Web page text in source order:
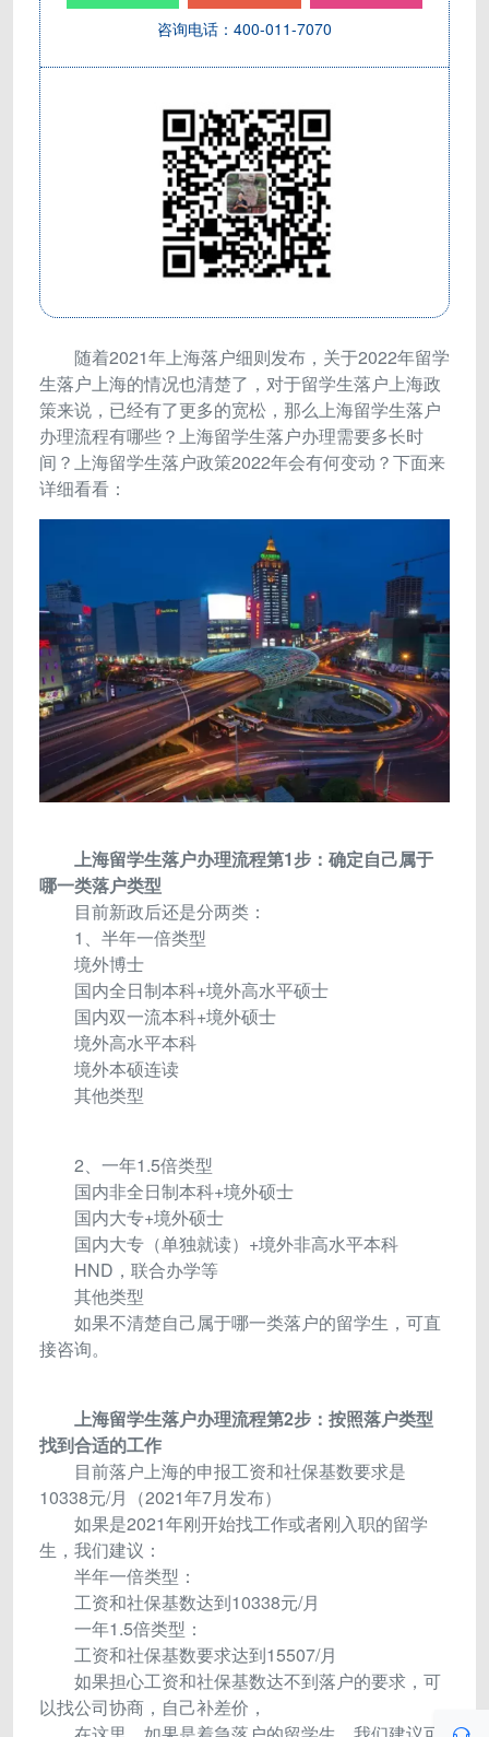
咨询电话：400-011-7070
随着2021年上海落户细则发布，关于2022年留学
生落户上海的情况也清楚了，对于留学生落户上海政
策来说，已经有了更多的宽松，那么上海留学生落户
办理流程有哪些？上海留学生落户办理需要多长时
间？上海留学生落户政策2022年会有何变动？下面来
详细看看：
上海留学生落户办理流程第1步：确定自己属于
哪一类落户类型
目前新政后还是分两类：
1、半年一倍类型
境外博士
国内全日制本科+境外高水平硕士
国内双一流本科+境外硕士
境外高水平本科
境外本硕连读
其他类型
2、一年1.5倍类型
国内非全日制本科+境外硕士
国内大专+境外硕士
国内大专（单独就读）+境外非高水平本科
HND，联合办学等
其他类型
如果不清楚自己属于哪一类落户的留学生，可直
接咨询。
上海留学生落户办理流程第2步：按照落户类型
找到合适的工作
目前落户上海的申报工资和社保基数要求是
10338元/月（2021年7月发布）
如果是2021年刚开始找工作或者刚入职的留学
生，我们建议：
半年一倍类型：
工资和社保基数达到10338元/月
一年1.5倍类型：
工资和社保基数要求达到15507/月
如果担心工资和社保基数达不到落户的要求，可
以找公司协商，自己补差价，